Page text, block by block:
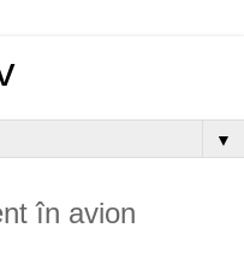
▼
în avion